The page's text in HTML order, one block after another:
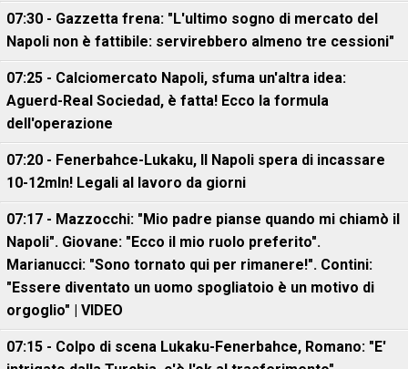
07:30 - Gazzetta frena: "L'ultimo sogno di mercato del
Napoli non è fattibile: servirebbero almeno tre cessioni"
07:25 - Calciomercato Napoli, sfuma un'altra idea:
Aguerd-Real Sociedad, è fatta! Ecco la formula
dell'operazione
07:20 - Fenerbahce-Lukaku, ll Napoli spera di incassare
10-12mln! Legali al lavoro da giorni
07:17 - Mazzocchi: "Mio padre pianse quando mi chiamò il
Napoli". Giovane: "Ecco il mio ruolo preferito".
Marianucci: "Sono tornato qui per rimanere!". Contini:
"Essere diventato un uomo spogliatoio è un motivo di
orgoglio" | VIDEO
07:15 - Colpo di scena Lukaku-Fenerbahce, Romano: "E'